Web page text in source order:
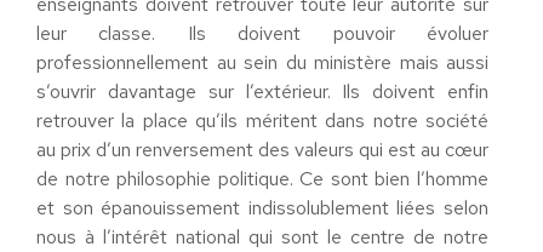
leur classe. Ils doivent pouvoir évoluer
professionnellement au sein du ministère mais aussi
s’ouvrir davantage sur l’extérieur. Ils doivent enfin
retrouver la place qu’ils méritent dans notre société
au prix d’un renversement des valeurs qui est au cœur
de notre philosophie politique. Ce sont bien l’homme
et son épanouissement indissolublement liées selon
nous à l’intérêt national qui sont le centre de notre